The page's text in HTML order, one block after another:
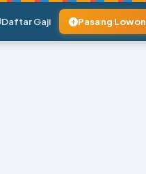
Daftar Gaji Pasang